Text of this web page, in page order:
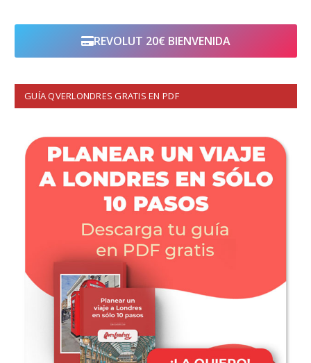
REVOLUT 20€ BIENVENIDA
GUÍA QVERLONDRES GRATIS EN PDF